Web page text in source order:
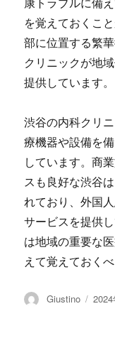
を覚えておくこ
部に位置する繁
クリニックが地
提供しています。
渋谷の内科クリ
療機器や設備を
しています。商
スも良好な渋谷
れており、外国
サービスを提供
は地域の重要な
えて覚えておく
投
Giustino
投